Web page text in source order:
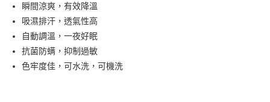
國泰世華商業銀行
臺灣中小企業銀行
匯豐（台灣）商業銀行
聯邦商業銀行
元大商業銀行
玉山商業銀行
Apple Pay
悠遊付
瞬間涼爽，有效降溫
吸濕排汗，透氣性高
自動調溫，一夜好眠
抗菌防螨，抑制過敏
色牢度佳，可水洗，可機洗